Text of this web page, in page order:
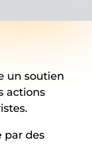
un soutien
actions
par des